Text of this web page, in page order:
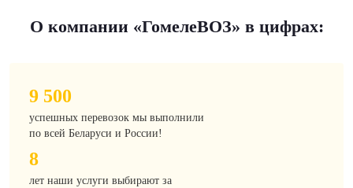
О компании «ГомелеВОЗ» в цифрах:
9 500
успешных перевозок мы выполнили
по всей Беларуси и России!
8
лет наши услуги выбирают за